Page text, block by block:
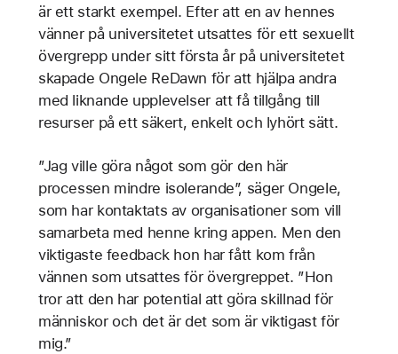
är ett starkt exempel. Efter att en av hennes
vänner på universitetet utsattes för ett sexuellt
övergrepp under sitt första år på universitetet
skapade Ongele ReDawn för att hjälpa andra
med liknande upplevelser att få tillgång till
resurser på ett säkert, enkelt och lyhört sätt.
”Jag ville göra något som gör den här
processen mindre isolerande”, säger Ongele,
som har kontaktats av organisationer som vill
samarbeta med henne kring appen. Men den
viktigaste feedback hon har fått kom från
vännen som utsattes för övergreppet. ”Hon
tror att den har potential att göra skillnad för
människor och det är det som är viktigast för
mig.”